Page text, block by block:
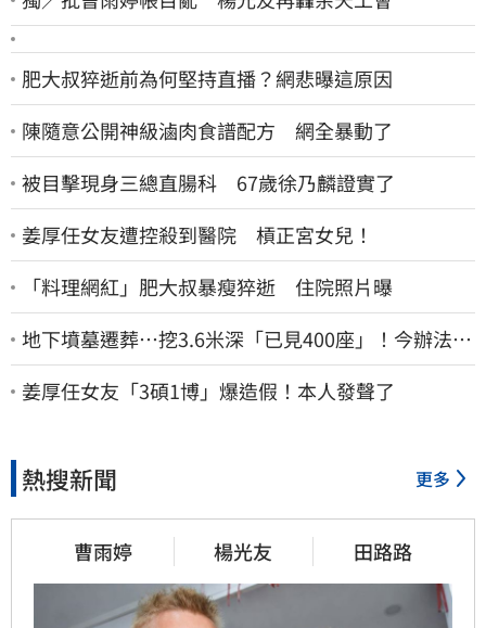
肥大叔猝逝前為何堅持直播？網悲曝這原因
陳隨意公開神級滷肉食譜配方 網全暴動了
被目擊現身三總直腸科 67歲徐乃麟證實了
姜厚任女友遭控殺到醫院 槓正宮女兒！
「料理網紅」肥大叔暴瘦猝逝 住院照片曝
地下墳墓遷葬…挖3.6米深「已見400座」！今辦法會
安撫祖先
姜厚任女友「3碩1博」爆造假！本人發聲了
熱搜新聞 更多
曹雨婷 楊光友 田路路